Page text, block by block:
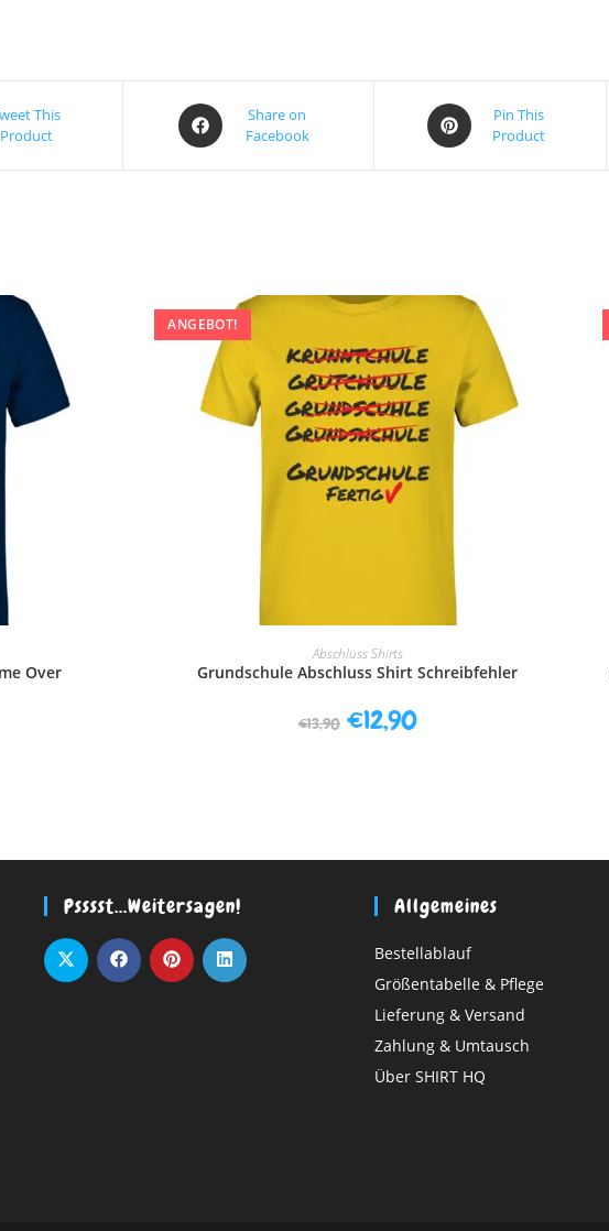
This
Product
Share on
Facebook
Pin This
Product
Over
ANGEBOT!
AUSFÜHRUNG WÄHLEN
Abschluss Shirts
Grundschule Abschluss Shirt Schreibfehler
€13,90 €12,90
Psssst…weitersagen! Allgemeines
Bestellablauf
Größentabelle & Pflege
Lieferung & Versand
Zahlung & Umtausch
Über SHIRT HQ